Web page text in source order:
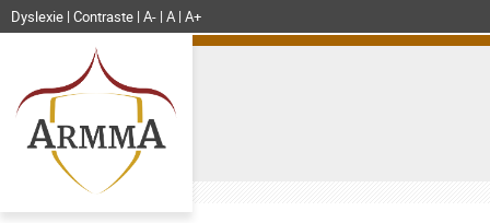
Dyslexie Contraste A- A A+